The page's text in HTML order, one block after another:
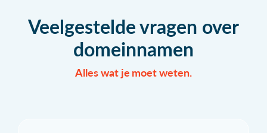
Veelgestelde vragen over
domeinnamen
Alles wat je moet weten.